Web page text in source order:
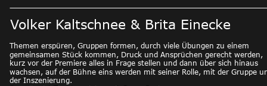
Themen erspüren, Gruppen formen, durch viele Übungen zu einem
gemeinsamen Stück kommen, Druck und Ansprüchen gerecht werden,
kurz vor der Premiere alles in Frage stellen und dann über sich hinaus
wachsen, auf der Bühne eins werden mit seiner Rolle, mit der Gruppe
der Inszenierung.
Volker Kaltschnee & Brita Einecke